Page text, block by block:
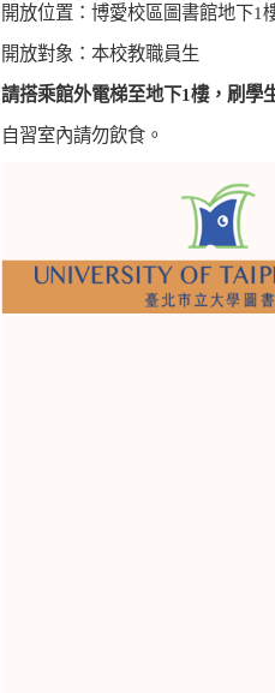
開放位置：博愛校區圖書館地下1
開放對象：本校教職員生
請搭乘館外電梯至地下1樓，刷學
自習室內請勿飲食。